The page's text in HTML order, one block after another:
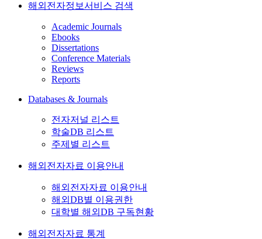
해외전자정보서비스 검색
Academic Journals
Ebooks
Dissertations
Conference Materials
Reviews
Reports
Databases & Journals
전자저널 리스트
학술DB 리스트
주제별 리스트
해외전자자료 이용안내
해외전자자료 이용안내
해외DB별 이용권한
대학별 해외DB 구독현황
해외전자자료 통계